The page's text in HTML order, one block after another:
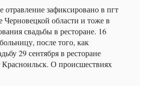
отравление зафиксировано в пгт
Черновецкой области и тоже в
свадьбы в ресторане. 16
после того, как
29 сентября в ресторане
О происшествиях